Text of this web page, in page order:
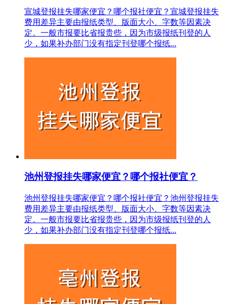
宣城登报挂失哪家便宜？哪个报社便宜？宣城登报挂失
费用差异主要由报纸类型、版面大小、字数等因素决
定。一般市报要比省报贵些，因为市级报纸刊登的人
少，如果补办部门没有指定刊登哪个报纸...
池州登报挂失哪家便宜？哪个报社便宜？
池州登报挂失哪家便宜？哪个报社便宜？池州登报挂失
费用差异主要由报纸类型、版面大小、字数等因素决
定。一般市报要比省报贵些，因为市级报纸刊登的人
少，如果补办部门没有指定刊登哪个报纸...